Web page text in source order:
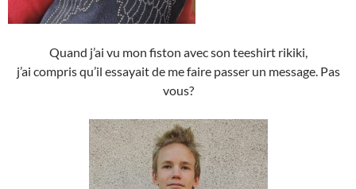
Quand j’ai vu mon fiston avec son teeshirt rikiki,
j’ai compris qu’il essayait de me faire passer un message. Pas
vous?